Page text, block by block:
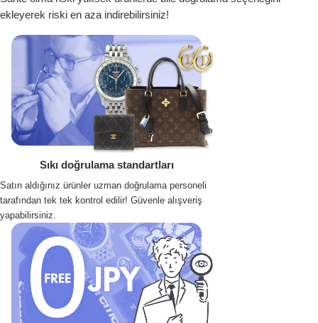
ekleyerek riski en aza indirebilirsiniz!
Sıkı doğrulama standartları
Satın aldığınız ürünler uzman doğrulama personeli
tarafından tek tek kontrol edilir! Güvenle alışveriş
yapabilirsiniz.